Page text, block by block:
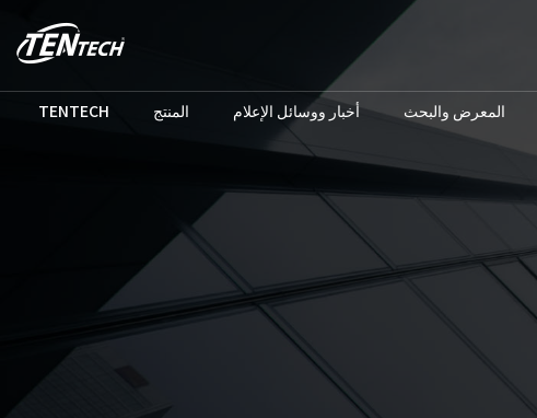
TENTECH المنتج أخبار ووسائل الإعلام المعرض والبحث